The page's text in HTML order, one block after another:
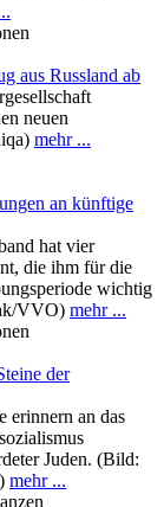
aus Russland ab
neuen
mehr ...
an künftige
hat vier
die ihm für die
wichtig
VVO) mehr ...
der
erinnern an das
Juden. (Bild:
mehr ...